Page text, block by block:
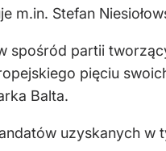
m.in. Stefan
partii
pięciu
Balta.
uzyskanych w